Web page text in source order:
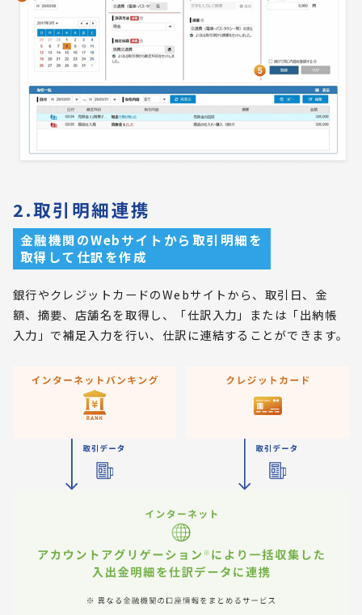
2.取引明細連携
金融機関のWebサイトから取引明細を
取得して仕訳を作成
銀行やクレジットカードのWebサイトから、取引日、金
額、摘要、店舗名を取得し、「仕訳入力」または「出納帳
入力」で補足入力を行い、仕訳に連結することができます。